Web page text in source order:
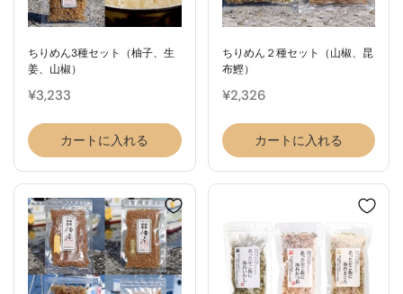
ちりめん3種セット（柚子、生
姜、山椒）
¥3,233
カートに入れる
ちりめん２種セット（山椒、昆
布鰹）
¥2,326
カートに入れる